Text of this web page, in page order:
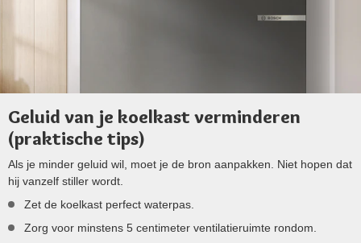
Geluid van je koelkast verminderen
(praktische tips)
Als je minder geluid wil, moet je de bron aanpakken. Niet hopen dat
hij vanzelf stiller wordt.
Zet de koelkast perfect waterpas.
Zorg voor minstens 5 centimeter ventilatieruimte rondom.